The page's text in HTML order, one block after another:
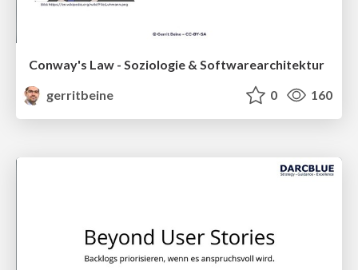
Conway's Law - Soziologie & Softwarearchitektur
gerritbeine
0 160